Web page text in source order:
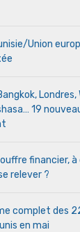
Union
19
financier,
relever ?
complet des
en mai